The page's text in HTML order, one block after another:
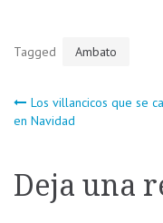
Tagged Ambato
Los villancicos que se
en Navidad
Deja una